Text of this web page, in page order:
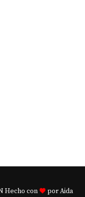
Hecho con por Aida